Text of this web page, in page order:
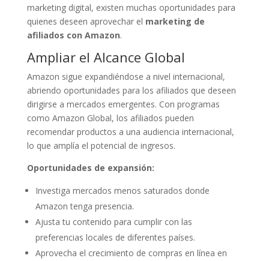
marketing digital, existen muchas oportunidades para
quienes deseen aprovechar el marketing de
afiliados con Amazon.
Ampliar el Alcance Global
Amazon sigue expandiéndose a nivel internacional,
abriendo oportunidades para los afiliados que deseen
dirigirse a mercados emergentes. Con programas
como Amazon Global, los afiliados pueden
recomendar productos a una audiencia internacional,
lo que amplía el potencial de ingresos.
Oportunidades de expansión:
Investiga mercados menos saturados donde
Amazon tenga presencia.
Ajusta tu contenido para cumplir con las
preferencias locales de diferentes países.
Aprovecha el crecimiento de compras en línea en